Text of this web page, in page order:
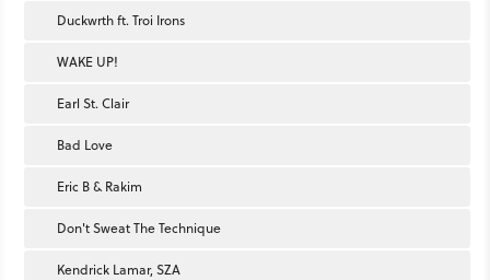
Duckwrth ft. Troi Irons
WAKE UP!
Earl St. Clair
Bad Love
Eric B & Rakim
Don't Sweat The Technique
Kendrick Lamar, SZA